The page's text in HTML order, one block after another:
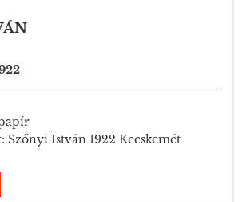
Szőnyi István 1922 Kecskemét